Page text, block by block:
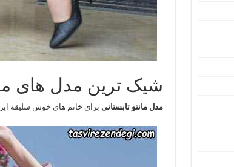
شیک ترین مدل های
مدل مانتو تابستانی برای خانم های خوش سلیقه